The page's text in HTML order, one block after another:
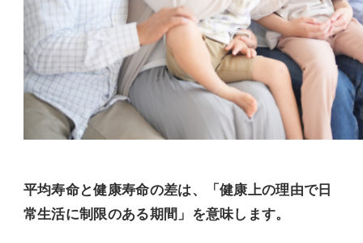
平均寿命と健康寿命の差は、「健康上の理由で日
常生活に制限のある期間」を意味します。